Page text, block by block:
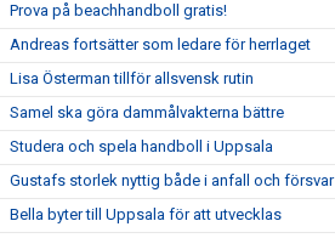
Prova på beachhandboll gratis!
Andreas fortsätter som ledare för herrlaget
Lisa Österman tillför allsvensk rutin
Samel ska göra dammålvakterna bättre
Studera och spela handboll i Uppsala
Gustafs storlek nyttig både i anfall och försvar
Bella byter till Uppsala för att utvecklas